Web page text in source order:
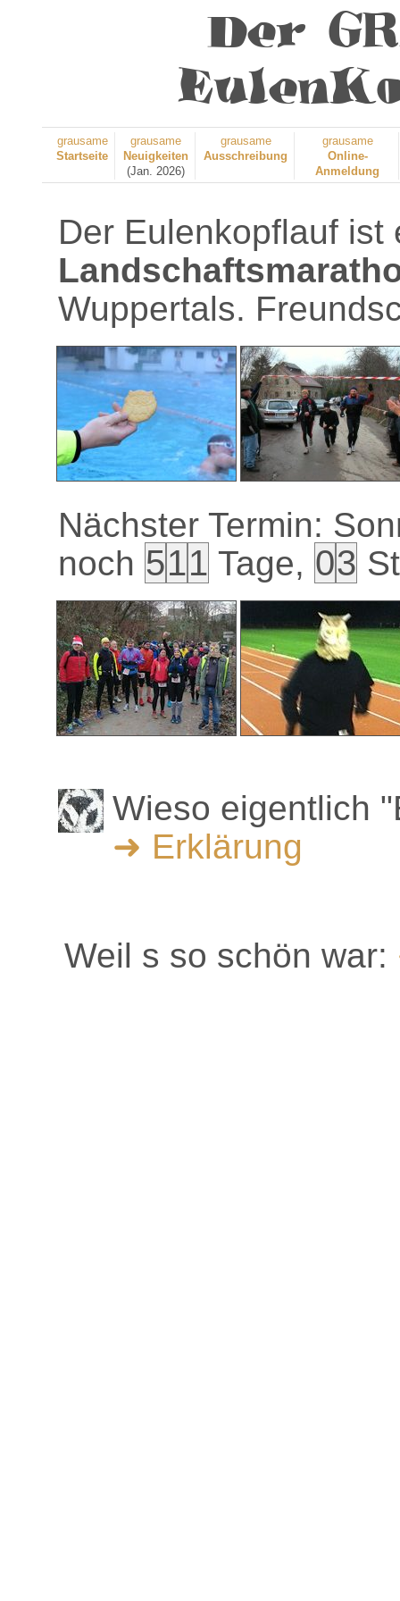
Der
grausame
Startseite
grausame
Neuigkeiten
(Jan. 2026)
grausame
Ausschreibung
grausame
Online-
Anmeldung
Der Eulenkopflauf ist
Wuppertals.
Nächster Termin:
noch 511 Tage, 03
Wieso eigentlich
➜ Erklärung
Weil s so schön war: